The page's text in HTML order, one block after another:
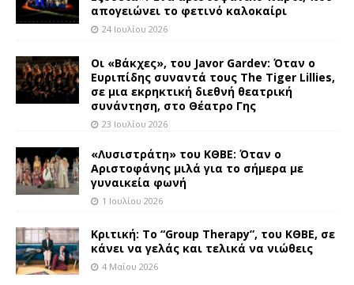
απογειώνει το φετινό καλοκαίρι
24 Ιουλίου 2026
Οι «Βάκχες», του Javor Gardev: Όταν ο
Ευριπίδης συναντά τους The Tiger Lillies,
σε μια εκρηκτική διεθνή θεατρική
συνάντηση, στο Θέατρο Γης
23 Ιουλίου 2026
«Λυσιστράτη» του ΚΘΒΕ: Όταν ο
Αριστοφάνης μιλά για το σήμερα με
γυναικεία φωνή
1 Ιουλίου 2026
Κριτική: Το “Group Therapy”, του ΚΘΒΕ, σε
κάνει να γελάς και τελικά να νιώθεις
4 Μαΐου 2026